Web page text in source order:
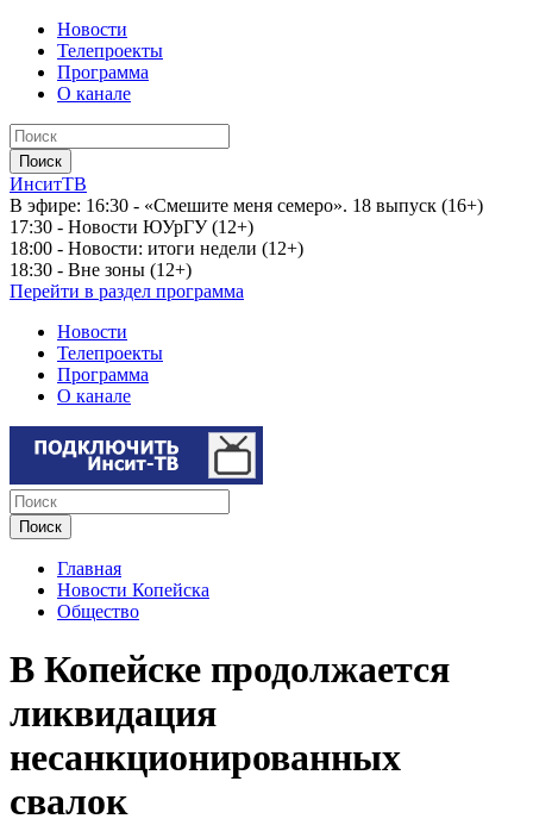
Новости
Телепроекты
Программа
О канале
ИнситТВ
В эфире: 16:30 - «Смешите меня семеро». 18 выпуск (16+)
17:30 - Новости ЮУрГУ (12+)
18:00 - Новости: итоги недели (12+)
18:30 - Вне зоны (12+)
Перейти в раздел программа
Новости
Телепроекты
Программа
О канале
Главная
Новости Копейска
Общество
В Копейске продолжается
ликвидация
несанкционированных
свалок